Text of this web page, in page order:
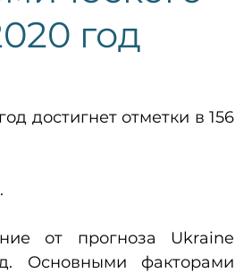
год
достигнет отметки в 156
от прогноза Ukraine
Основными факторами